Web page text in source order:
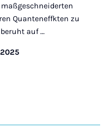
Quanteneffkten zu
auf ...